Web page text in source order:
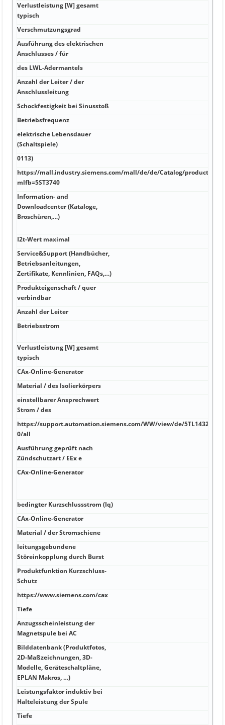
Verlustleistung [W] gesamt
typisch
Verschmutzungsgrad
Ausführung des elektrischen
Anschlusses / für
des LWL-Adermantels
Anzahl der Leiter / der
Anschlussleitung
Schockfestigkeit bei Sinusstoß
Betriebsfrequenz
elektrische Lebensdauer
(Schaltspiele)
0113)
https://mall.industry.siemens.com/mall/de/de/Catalog/product?
mlfb=5ST3740
Information- and
Downloadcenter (Kataloge,
Broschüren,…)
I2t-Wert maximal
Service&Support (Handbücher,
Betriebsanleitungen,
Zertifikate, Kennlinien, FAQs,…)
Produkteigenschaft / quer
verbindbar
Anzahl der Leiter
Betriebsstrom
Verlustleistung [W] gesamt
typisch
CAx-Online-Generator
Material / des Isolierkörpers
einstellbarer Ansprechwert
Strom / des
https://support.automation.siemens.com/WW/view/de/5TL1432-
0/all
Ausführung geprüft nach
Zündschutzart / EEx e
CAx-Online-Generator
bedingter Kurzschlussstrom (Iq)
CAx-Online-Generator
Material / der Stromschiene
leitungsgebundene
Störeinkopplung durch Burst
Produktfunktion Kurzschluss-
Schutz
https://www.siemens.com/cax
Tiefe
Anzugsscheinleistung der
Magnetspule bei AC
Bilddatenbank (Produktfotos,
2D-Maßzeichnungen, 3D-
Modelle, Geräteschaltpläne,
EPLAN Makros, …)
Leistungsfaktor induktiv bei
Halteleistung der Spule
Tiefe